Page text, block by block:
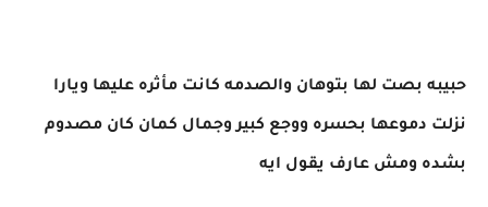
حبيبه بصت لها بتوهان والصدمه كانت مأثره عليها ويارا
نزلت دموعها بحسره ووجع كبير وجمال كمان كان مصدوم
بشده ومش عارف يقول ايه